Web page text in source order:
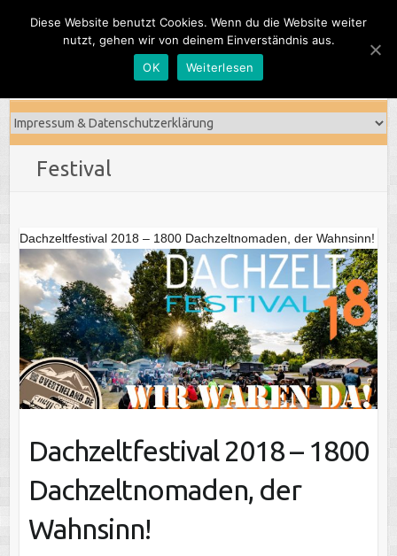
Festival
Dachzeltfestival 2018 – 1800 Dachzeltnomaden, der Wahnsinn!
Dachzeltfestival 2018 – 1800
Dachzeltnomaden, der
Wahnsinn!
Diese Website benutzt Cookies. Wenn du die Website weiter
nutzt, gehen wir von deinem Einverständnis aus.
OK
Weiterlesen